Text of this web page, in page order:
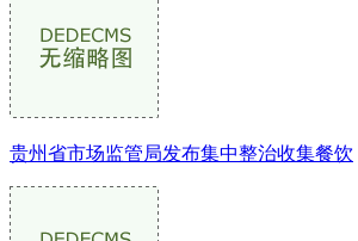
贵州省市场监管局发布集中整治收集餐饮